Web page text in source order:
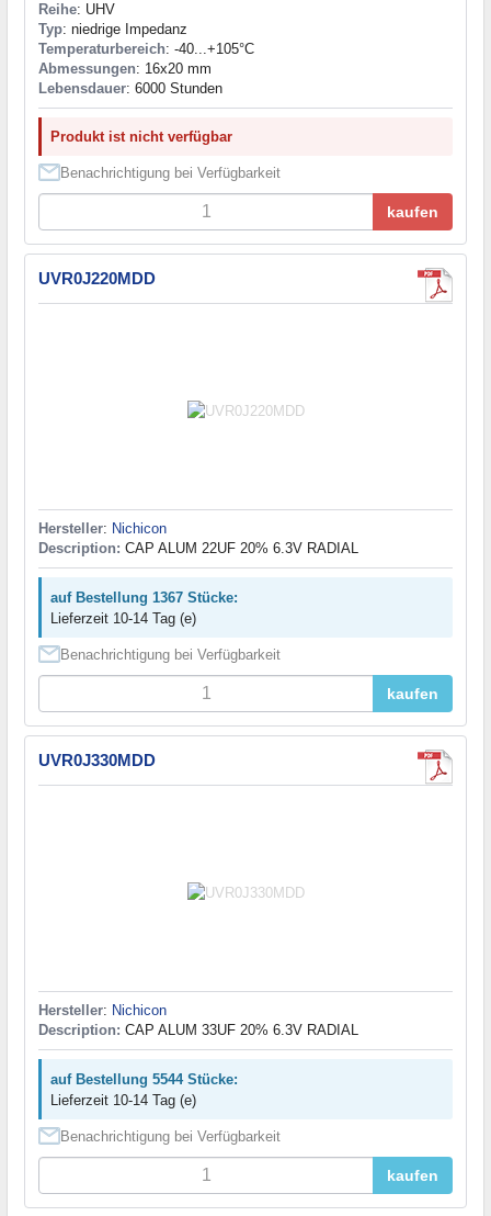
Reihe: UHV
Typ: niedrige Impedanz
Temperaturbereich: -40...+105°C
Abmessungen: 16x20 mm
Lebensdauer: 6000 Stunden
Produkt ist nicht verfügbar
Benachrichtigung bei Verfügbarkeit
kaufen
UVR0J220MDD
Hersteller: Nichicon
Description: CAP ALUM 22UF 20% 6.3V RADIAL
auf Bestellung 1367 Stücke:
Lieferzeit 10-14 Tag (e)
Benachrichtigung bei Verfügbarkeit
kaufen
UVR0J330MDD
Hersteller: Nichicon
Description: CAP ALUM 33UF 20% 6.3V RADIAL
auf Bestellung 5544 Stücke:
Lieferzeit 10-14 Tag (e)
Benachrichtigung bei Verfügbarkeit
kaufen